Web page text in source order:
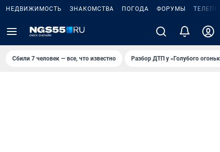
НЕДВИЖИМОСТЬ ЗНАКОМСТВА ПОГОДА ФОРУМЫ
Сбили 7 человек — все, что известно Разбор ДТП у «Голубого